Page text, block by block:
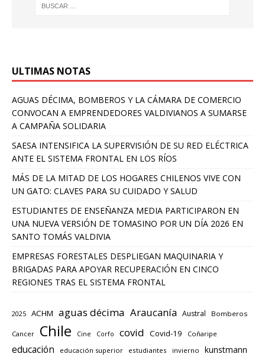
ULTIMAS NOTAS
AGUAS DÉCIMA, BOMBEROS Y LA CÁMARA DE COMERCIO
CONVOCAN A EMPRENDEDORES VALDIVIANOS A SUMARSE
A CAMPAÑA SOLIDARIA
SAESA INTENSIFICA LA SUPERVISIÓN DE SU RED ELÉCTRICA
ANTE EL SISTEMA FRONTAL EN LOS RÍOS
MÁS DE LA MITAD DE LOS HOGARES CHILENOS VIVE CON
UN GATO: CLAVES PARA SU CUIDADO Y SALUD
ESTUDIANTES DE ENSEÑANZA MEDIA PARTICIPARON EN
UNA NUEVA VERSIÓN DE TOMASINO POR UN DÍA 2026 EN
SANTO TOMÁS VALDIVIA
EMPRESAS FORESTALES DESPLIEGAN MAQUINARIA Y
BRIGADAS PARA APOYAR RECUPERACIÓN EN CINCO
REGIONES TRAS EL SISTEMA FRONTAL
2025 ACHM aguas décima Araucanía Austral Bomberos
Cancer Chile Cine Corfo covid Covid-19 Coñaripe
educación educación superior estudiantes invierno kunstmann